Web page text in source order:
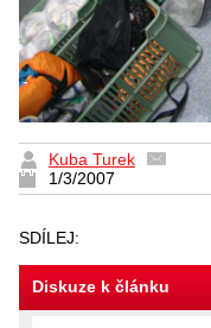
Kuba Turek
1/3/2007
SDÍLEJ:
Diskuze k článku